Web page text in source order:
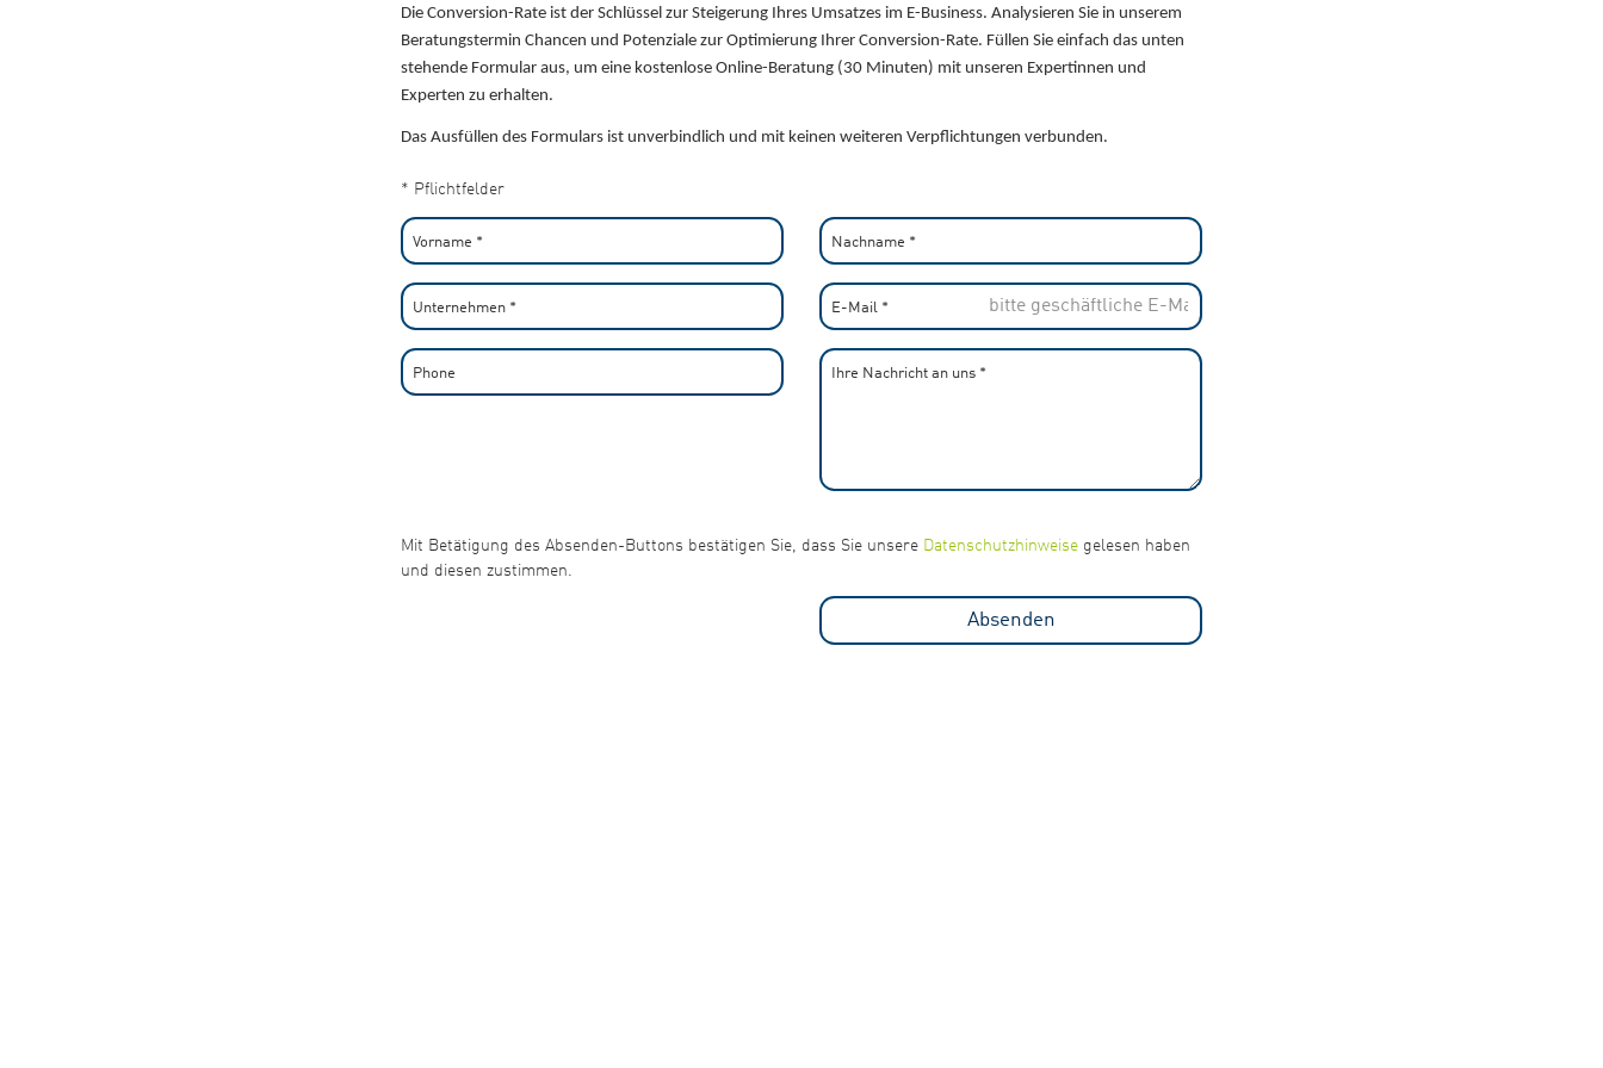
Die Conversion-Rate ist der Schlüssel zur Steigerung Ihres Umsatzes im E-Business. Analysieren Sie in unserem
Beratungstermin Chancen und Potenziale zur Optimierung Ihrer Conversion-Rate. Füllen Sie einfach das unten
stehende Formular aus, um eine kostenlose Online-Beratung (30 Minuten) mit unseren Expertinnen und
Experten zu erhalten.
Das Ausfüllen des Formulars ist unverbindlich und mit keinen weiteren Verpflichtungen verbunden.
* Pflichtfelder
Vorname * Nachname *
Unternehmen * E-Mail *
Phone Ihre Nachricht an uns *
Mit Betätigung des Absenden-Buttons bestätigen Sie, dass Sie unsere Datenschutzhinweise gelesen haben
und diesen zustimmen.